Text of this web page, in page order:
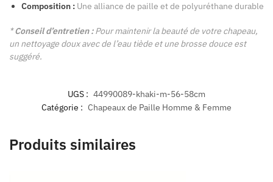
Composition : Une alliance de paille et de polyuréthane durable
*Conseil d’entretien :Pour maintenir la beauté de votre chapeau,
un nettoyage doux avec de l’eau tiède et une brosse douce est
suggéré.
UGS : 44990089-khaki-m-56-58cm
Catégorie : Chapeaux de Paille Homme & Femme
Produits similaires